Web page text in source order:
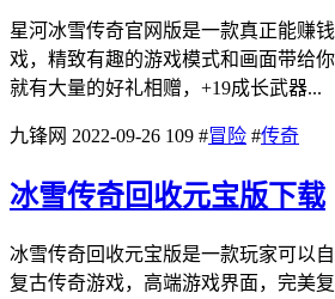
星河冰雪传奇官网版是一款真正能赚
戏，精致有趣的游戏模式和画面带给
就有大量的好礼相赠，+19成长武器...
九锋网 2022-09-26 109 #冒险 #传奇
冰雪传奇回收元宝版下载
冰雪传奇回收元宝版是一款玩家可以
复古传奇游戏，高端游戏界面，完美